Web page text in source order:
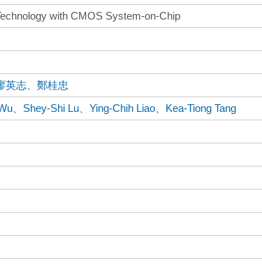
with CMOS System-on-Chip
英志 、鄭桂忠
Shey-Shi Lu 、Ying-Chih Liao
Kea-Tiong Tang